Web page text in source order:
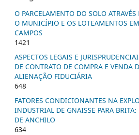
O PARCELAMENTO DO SOLO
O MUNICÍPIO E OS LOTEAMENTOS
CAMPOS
1421
ASPECTOS LEGAIS E
DE CONTRATO DE COMPRA E VENDA
ALIENAÇÃO FIDUCIÁRIA
648
FATORES CONDICIONANTES NA
INDUSTRIAL DE GNAISSE PARA BRITA:
DE ANCHILO
634